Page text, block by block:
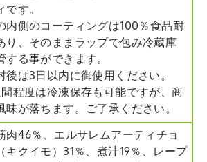
です。
側のコーティングは100％食品耐
り、そのままラップで包み冷蔵庫
する事ができます。
は3日以内に御使用ください。
間程度は冷凍保存も可能ですが、商
味が落ちます。ご了承ください。
肉46％、エルサレムアーティチョ
キクイモ）31％、煮汁19％、レープ